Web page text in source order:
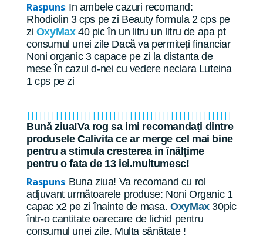
Raspuns: In ambele cazuri recomand:
Rhodiolin 3 cps pe zi Beauty formula 2 cps pe
zi OxyMax40 pic în un litru un litru de apa pt
consumul unei zile Dacă va permiteți financiar
Noni organic 3 capace pe zi la distanta de
mese În cazul d-nei cu vedere neclara Luteina
1 cps pe zi
||||||||||||||||||||||||||||||||||||||||||||||||||
Bună ziua!Va rog sa imi recomandați dintre
produsele Calivita ce ar merge cel mai bine
pentru a stimula cresterea in înălțime
pentru o fata de 13 iei.multumesc!
Raspuns: Buna ziua! Va recomand cu rol
adjuvant următoarele produse: Noni Organic 1
capac x2 pe zi înainte de masa.OxyMax30pic
într-o cantitate oarecare de lichid pentru
consumul unei zile. Multa sănătate !